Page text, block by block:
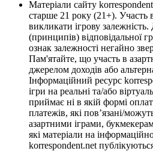
Матеріали сайту
старше 21 року (21+). Участь
викликати ігрову
(принципів) відповідальної
ознак залежності негайно
Пам'ятайте, що участь в
джерелом доходів або
Інформаційний ресурс
ігри на реальні та/або
приймає ні в якій формі
платежів, які пов’язані/
азартними іграми,
які матеріали на
korrespondent.net